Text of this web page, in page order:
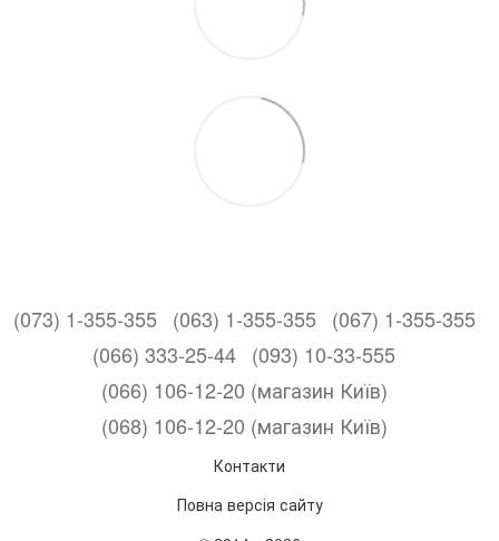
(073) 1-355-355 (063) 1-355-355 (067) 1-355-355
(066) 333-25-44 (093) 10-33-555
(066) 106-12-20 (магазин Київ)
(068) 106-12-20 (магазин Київ)
Контакти
Повна версія сайту